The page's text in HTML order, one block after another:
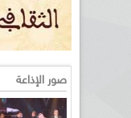
صور الإذاعة